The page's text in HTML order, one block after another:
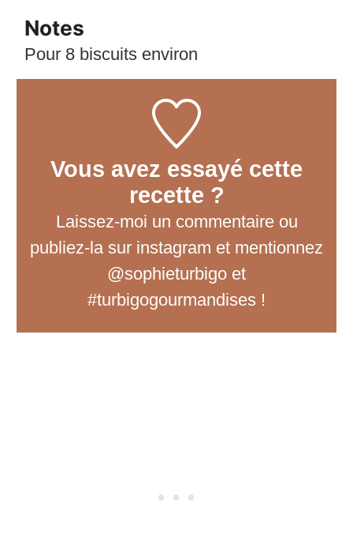
Notes
Pour 8 biscuits environ
Vous avez essayé cette
recette ?
Laissez-moi un commentaireou
publiez-la sur instagram et mentionnez
@sophieturbigo et
#turbigogourmandises !